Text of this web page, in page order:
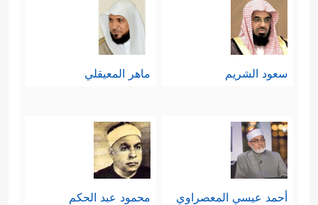
سعود الشريم ماهر المعيقلي
أحمد عيسي المعصراوي محمود عبد الحكم